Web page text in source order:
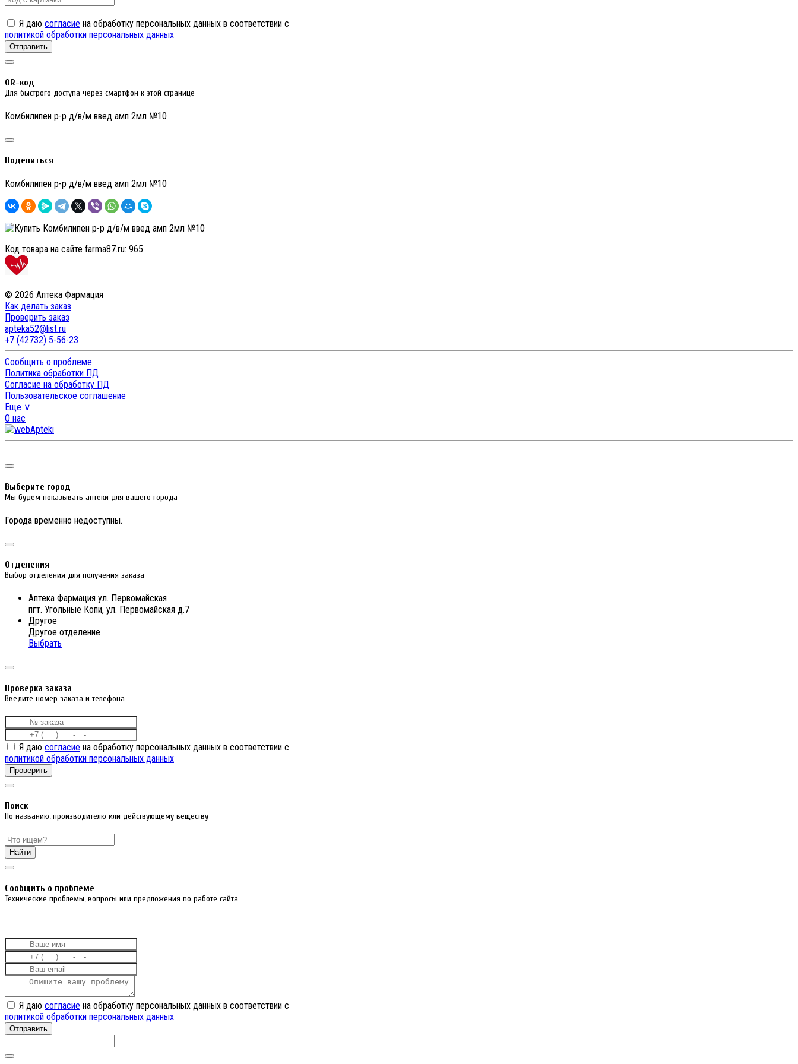
Я даю согласие на обработку персональных данных в соответствии с
политикой обработки персональных данных
Отправить
QR-код
Для быстрого доступа через смартфон к этой странице
Комбилипен р-р д/в/м введ амп 2мл №10
Поделиться
Комбилипен р-р д/в/м введ амп 2мл №10
Код товара на сайте farma87.ru: 965
© 2026 Аптека Фармация
Как делать заказ
Проверить заказ
apteka52@list.ru
+7 (42732) 5-56-23
Сообщить о проблеме
Политика обработки ПД
Согласие на обработку ПД
Пользовательское соглашение
Еще ∨
О нас
Выберите город
Мы будем показывать аптеки для вашего города
Города временно недоступны.
Отделения
Выбор отделения для получения заказа
Аптека Фармация ул. Первомайская
пгт. Угольные Копи, ул. Первомайская д.7
Другое
Другое отделение
Выбрать
Проверка заказа
Введите номер заказа и телефона
Я даю согласие на обработку персональных данных в соответствии с
политикой обработки персональных данных
Проверить
Поиск
По названию, производителю или действующему веществу
Найти
Cообщить о проблеме
Технические проблемы, вопросы или предложения по работе сайта
Я даю согласие на обработку персональных данных в соответствии с
политикой обработки персональных данных
Отправить